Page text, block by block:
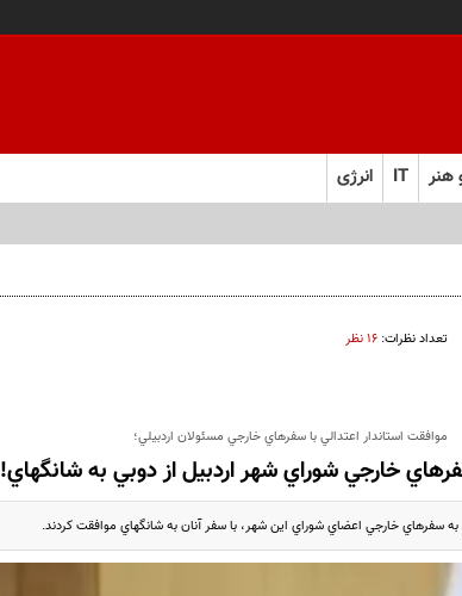
هنر IT انرژی
تعداد نظرات: ۱۶ نظر
موافقت استاندار اعتدالي با سفرهاي خارجي مسئولان اردبيلي؛
خارجي شوراي شهر اردبيل از دوبي به شانگهاي!
سفرهاي خارجي اعضاي شوراي اين شهر، با سفر آنان به شانگهاي موافقت كردند.